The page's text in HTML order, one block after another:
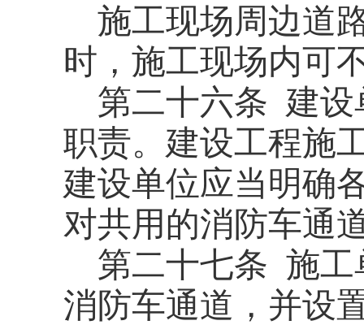
施工现场周边道
时，施工现场内可
第二十六条 建设
职责。建设工程施
建设单位应当明确
对共用的消防车通
第二十七条 施工
消防车通道，并设